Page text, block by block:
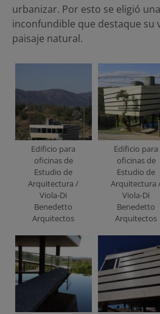
urbanizar. Por esto se eligió
inconfundible que destaque su
paisaje natural.
Edificio para
oficinas de
Estudio de
Arquitectura /
Viola-Di
Benedetto
Arquitectos
Edificio para
oficinas de
Estudio de
Arquitectura
Viola-Di
Benedetto
Arquitectos